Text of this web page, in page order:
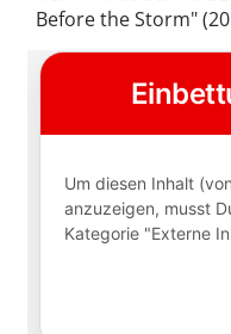
Before the Storm"